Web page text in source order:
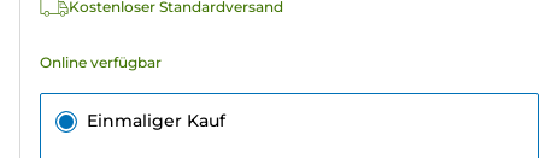
Kostenloser Standardversand
Online verfügbar
Einmaliger Kauf